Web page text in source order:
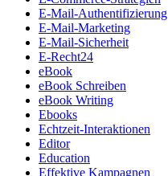
E-Mail-Authentifizierung
E-Mail-Marketing
E-Mail-Sicherheit
E-Recht24
eBook
eBook Schreiben
eBook Writing
Ebooks
Echtzeit-Interaktionen
Editor
Education
Effektive Kampagnen